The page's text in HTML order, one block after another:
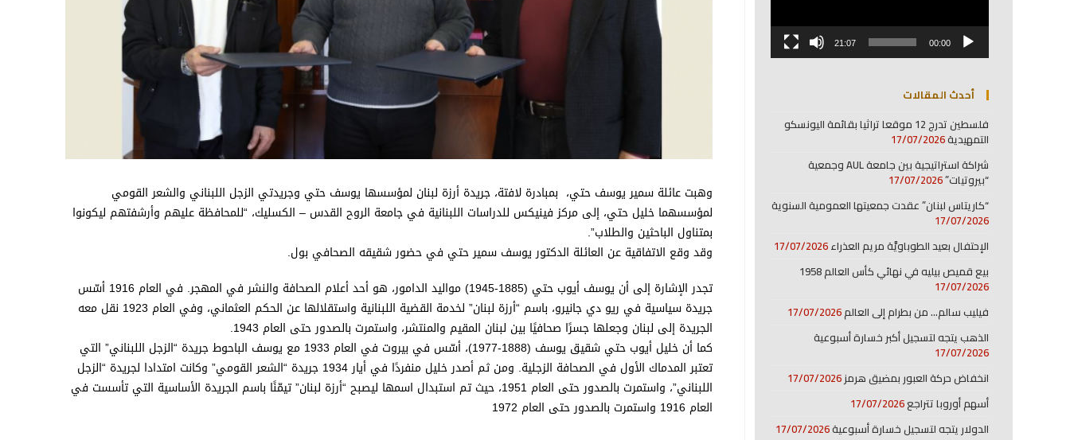
وهبت عائلة سمير يوسف حتي، بمبادرة لافتة، جريدة أرزة لبنان لمؤسسها يوسف حتي وجريدتي الزجل اللبناني والشعر القومي
لمؤسسهما خليل حتي، إلى مركز فينيكس للدراسات اللبنانية في جامعة الروح القدس – الكسليك، “للمحافظة عليهم وأرشفتهم ليكونوا
بمتناول الباحثين والطلاب”.
وقد وقع الاتفاقية عن العائلة الدكتور يوسف سمير حتي في حضور شقيقه الصحافي بول.
تجدر الإشارة إلى أن يوسف أيوب حتي (1885-1945) مواليد الدامور، هو أحد أعلام الصحافة والنشر في المهجر. في العام 1916 أسّس
جريدة سياسية في ريو دي جانيرو، باسم “أرزة لبنان” لخدمة القضية اللبنانية واستقلالها عن الحكم العثماني، وفي العام 1923 نقل معه
الجريدة إلى لبنان وجعلها جسرًا صحافيًا بين لبنان المقيم والمنتشر، واستمرت بالصدور حتى العام 1943
.
كما أن خليل أيوب حتي شقيق يوسف (1888-1977)، أسّس في بيروت في العام 1933 مع يوسف الباحوط جريدة “الزجل اللبناني” التي
تعتبر المدماك الأول في الصحافة الزجلية. ومن ثم أصدر خليل منفردًا في أيار 1934 جريدة “الشعر القومي” وكانت امتدادا لجريدة “الزجل
اللبناني”، واستمرت بالصدور حتى العام 1951، حيث تم استبدال اسمها ليصبح “أرزة لبنان” تيمّنًا باسم الجريدة الأساسية التي تأسست في
العام 1916 واستمرت بالصدور حتى العام 1972
00:00
21:07
أحدث المقالات
فلسطين تدرج 12 موقعا تراثيا بقائمة اليونسكو
التمهيدية17/07/2026
شراكة استراتيجية بين جامعة AUL وجمعية
“بيروتيات”17/07/2026
“كاريتاس لبنان” عقدت جمعيتها العمومية السنوية
17/07/2026
الإحتفال بعيد الطوباويَّة مريم العذراء17/07/2026
بيع قميص بيليه في نهائي كأس العالم 1958
17/07/2026
فيليب سالم… من بطرام إلى العالم17/07/2026
الذهب يتجه لتسجيل أكبر خسارة أسبوعية
17/07/2026
انخفاض حركة العبور بمضيق هرمز17/07/2026
أسهم أوروبا تتراجع17/07/2026
الدولار يتجه لتسجيل خسارة أسبوعية17/07/2026